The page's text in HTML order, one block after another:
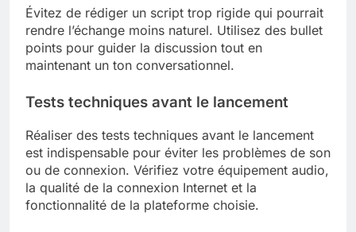
Évitez de rédiger un script trop rigide qui pourrait
rendre l’échange moins naturel. Utilisez des bullet
points pour guider la discussion tout en
maintenant un ton conversationnel.
Tests techniques avant le lancement
Réaliser des tests techniques avant le lancement
est indispensable pour éviter les problèmes de son
ou de connexion. Vérifiez votre équipement audio,
la qualité de la connexion Internet et la
fonctionnalité de la plateforme choisie.